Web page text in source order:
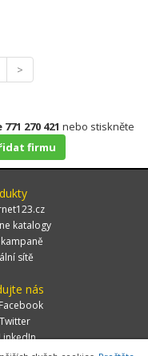
>
270 421 nebo stiskněte
firmu
katalogy
kampaně
sítě
nás
Facebook
Twitter